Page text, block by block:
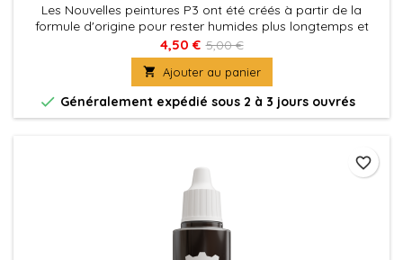
Les Nouvelles peintures P3 ont été créés à partir de la
formule d'origine pour rester humides plus longtemps et
permettre aux peintres de travailler les couleurs plus
facilement sur les figurines. La nouvelle formule des P3 à été
également optimisé au niveau de la charge pigmentaire
afin d'obtenir des couleurs riches et éclatantes, sans perdre
la...
4,50 € 5,00 €
 Ajouter au panier
 Généralement expédié sous 2 à 3 jours ouvrés
favorite_border